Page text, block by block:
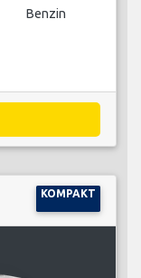
Benzin
KOMPAKT